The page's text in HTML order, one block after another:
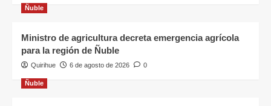
Ñuble
Ministro de agricultura decreta emergencia agrícola
para la región de Ñuble
Quirihue 6 de agosto de 2026 0
Ñuble